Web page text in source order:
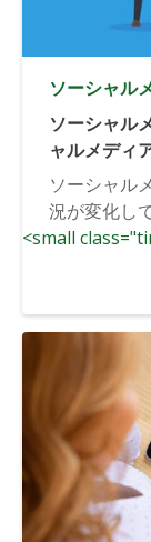
ソーシャル
ソーシャル
ャルメディ
べき最重要
ソーシャル
況が変化し
<small